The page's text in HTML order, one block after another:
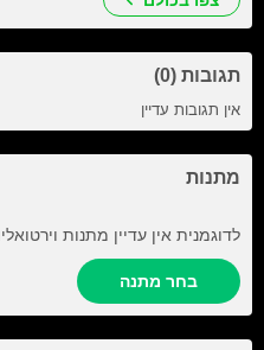
תגובות (0)
אין תגובות עדיין
מתנות
לדוגמנית אין עדיין מתנות
בחר מתנה